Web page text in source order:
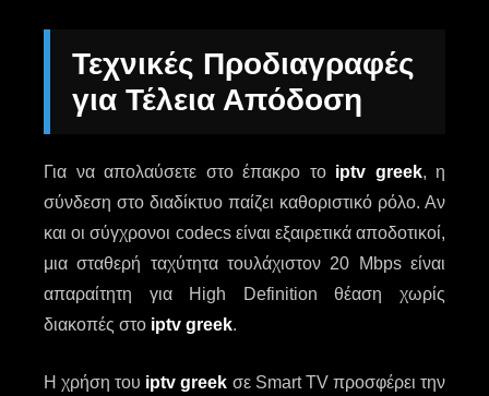
Τεχνικές Προδιαγραφές
για Τέλεια Απόδοση
Για να απολαύσετε στο έπακρο το iptv greek, η
σύνδεση στο διαδίκτυο παίζει καθοριστικό ρόλο. Αν
και οι σύγχρονοι codecs είναι εξαιρετικά αποδοτικοί,
μια σταθερή ταχύτητα τουλάχιστον 20 Mbps είναι
απαραίτητη για High Definition θέαση χωρίς
διακοπές στο iptv greek.
Η χρήση του iptv greek σε Smart TV προσφέρει την